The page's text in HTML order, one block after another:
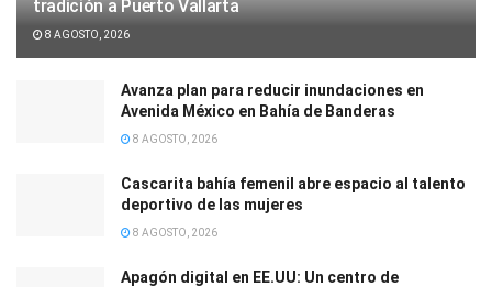
tradición a Puerto Vallarta
8 AGOSTO, 2026
Avanza plan para reducir inundaciones en
Avenida México en Bahía de Banderas
8 AGOSTO, 2026
Cascarita bahía femenil abre espacio al talento
deportivo de las mujeres
8 AGOSTO, 2026
Apagón digital en EE.UU: Un centro de